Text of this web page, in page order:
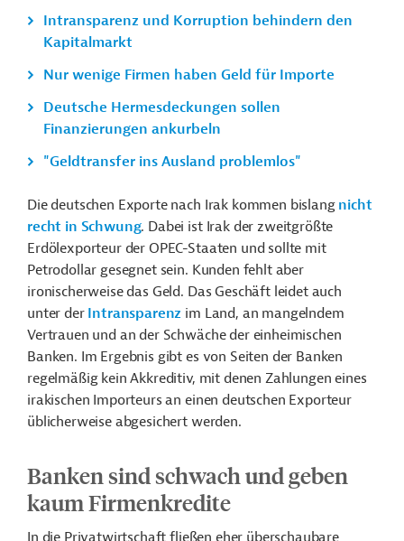
Intransparenz und Korruption behindern den
Kapitalmarkt
Nur wenige Firmen haben Geld für Importe
Deutsche Hermesdeckungen sollen
Finanzierungen ankurbeln
"Geldtransfer ins Ausland problemlos"
Die deutschen Exporte nach Irak kommen bislang nicht
recht in Schwung. Dabei ist Irak der zweitgrößte
Erdölexporteur der OPEC-Staaten und sollte mit
Petrodollar gesegnet sein. Kunden fehlt aber
ironischerweise das Geld. Das Geschäft leidet auch
unter der Intransparenz im Land, an mangelndem
Vertrauen und an der Schwäche der einheimischen
Banken. Im Ergebnis gibt es von Seiten der Banken
regelmäßig kein Akkreditiv, mit denen Zahlungen eines
irakischen Importeurs an einen deutschen Exporteur
üblicherweise abgesichert werden.
Banken sind schwach und geben
kaum Firmenkredite
In die Privatwirtschaft fließen eher überschaubare